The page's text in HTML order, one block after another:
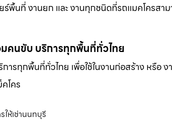
พื้นที่ งานยก และ งานทุกชนิดที่รถแมคโครสาม
มคนขับ บริการทุกพื้นที่ทั่วไทย
ารทุกพื้นที่ทั่วไทย เพื่อใช้ในงานก่อสร้าง หรือ
โคร
ให้เช่านนทบุรี